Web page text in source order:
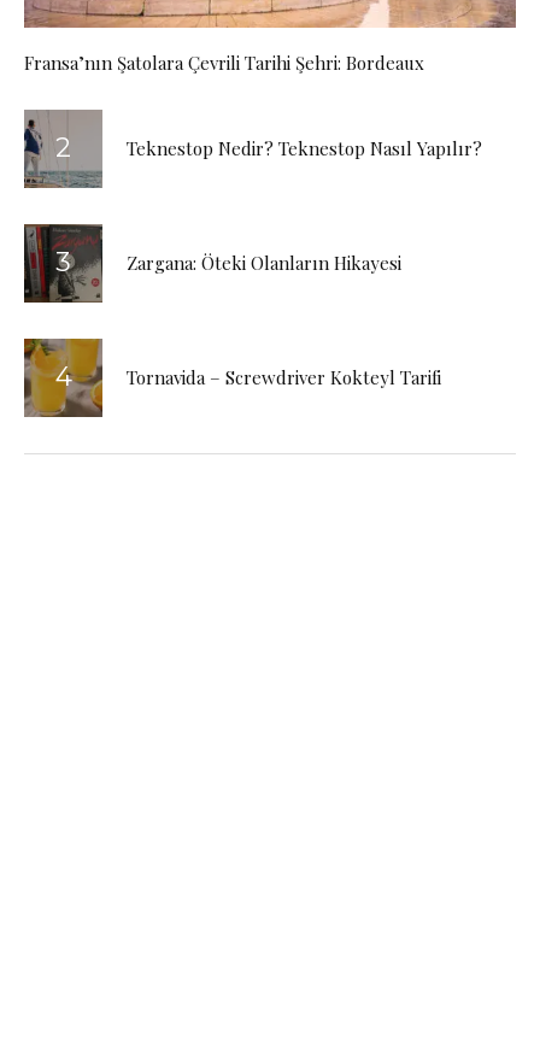
Fransa’nın Şatolara Çevrili Tarihi Şehri: Bordeaux
Teknestop Nedir? Teknestop Nasıl Yapılır?
Zargana: Öteki Olanların Hikayesi
Tornavida – Screwdriver Kokteyl Tarifi